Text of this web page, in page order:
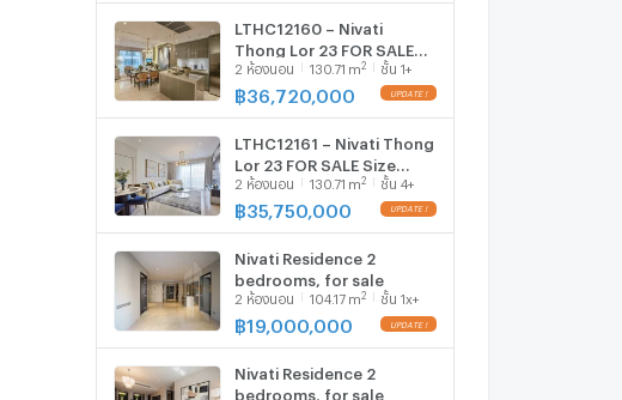
LTHC12160 – Nivati
Thong Lor 23 FOR SALE
Size 130.71 sqm. 2 beds 2
baths Near BTS Thong
2 ห้องนอน 130.71 m2 ชั้น 1+
฿36,720,000
LTHC12161 – Nivati Thong
Lor 23 FOR SALE Size
130.71 sqm. 2 beds 2
baths Near BTS Thong
2 ห้องนอน 130.71 m2 ชั้น 4+
฿35,750,000
Nivati Residence 2
bedrooms, for sale
2 ห้องนอน 104.17 m2 ชั้น 1x+
฿19,000,000
Nivati Residence 2
bedrooms, for sale